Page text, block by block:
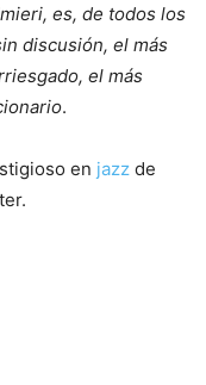
es, de todos los
discusión, el más
el más
.
en jazz de